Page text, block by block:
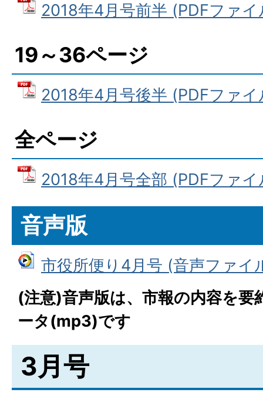
2018年4月号前半 (PDFファ
19～36ページ
2018年4月号後半 (PDFファ
全ページ
2018年4月号全部 (PDFファ
音声版
市役所便り4月号 (音声ファイ
(注意)音声版は、市報の内容を要
ータ(mp3)です
3月号